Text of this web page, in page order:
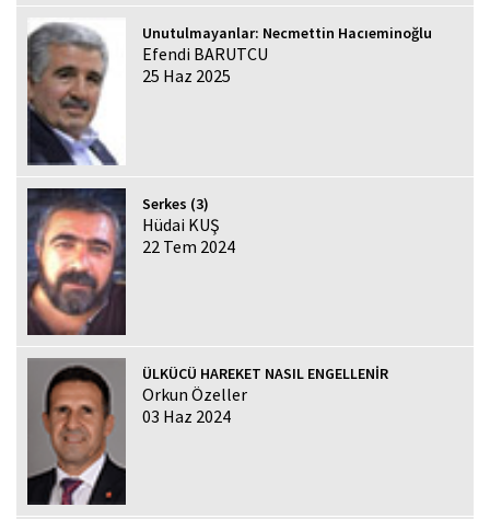
Unutulmayanlar: Necmettin Hacıeminoğlu
Efendi BARUTCU
25 Haz 2025
Serkes (3)
Hüdai KUŞ
22 Tem 2024
ÜLKÜCÜ HAREKET NASIL ENGELLENİR
Orkun Özeller
03 Haz 2024